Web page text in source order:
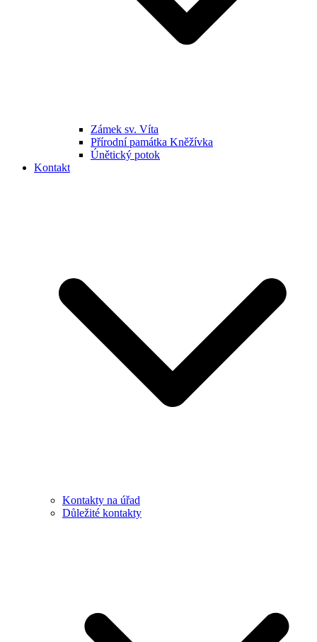
Zámek sv. Víta
Přírodní památka Kněžívka
Únětický potok
Kontakt
Kontakty na úřad
Důležité kontakty